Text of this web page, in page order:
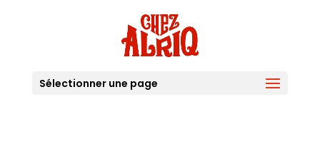
Sélectionner une page